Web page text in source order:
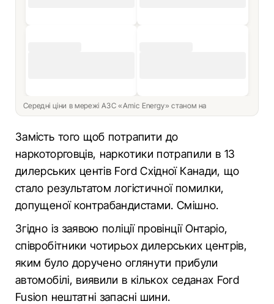
Середні ціни в мережі АЗС «Amic Energy» станом на
Замість того щоб потрапити до
наркоторговців, наркотики потрапили в 13
дилерських центів Ford Східної Канади, що
стало результатом логістичної помилки,
допущеної контрабандистами. Смішно.
Згідно із заявою поліції провінції Онтаріо,
співробітники чотирьох дилерських центрів,
яким було доручено оглянути прибули
автомобілі, виявили в кількох седанах Ford
Fusion нештатні запасні шини.